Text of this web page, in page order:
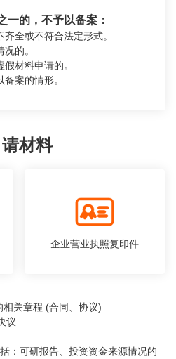
一的，不予以备案：
齐全或不符合法定形式。
的。
材料申请的。
案的情形。
材料
企业营业执照复印件
关章程 (合同、协议)
议
：可研报告、投资资金来源情况的